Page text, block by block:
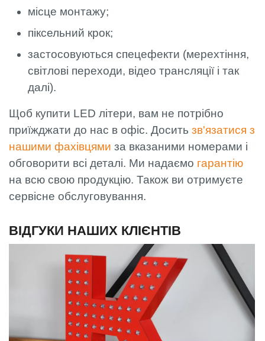
місце монтажу;
піксельний крок;
застосовуються спецефекти (мерехтіння,
світлові переходи, відео трансляції і так
далі).
Щоб купити LED літери, вам не потрібно
приїжджати до нас в офіс. Досить зв'язатися з
нашими фахівцями за вказаними номерами і
обговорити всі деталі. Ми надаємо гарантію
на всю свою продукцію. Також ви отримуєте
сервісне обслуговування.
ВІДГУКИ НАШИХ КЛІЄНТІВ